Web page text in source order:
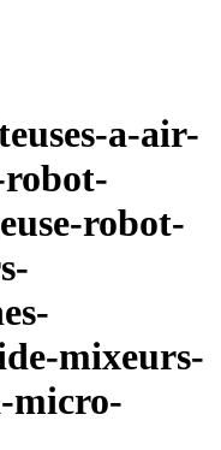
a-air-
robot-
mixeurs-
micro-